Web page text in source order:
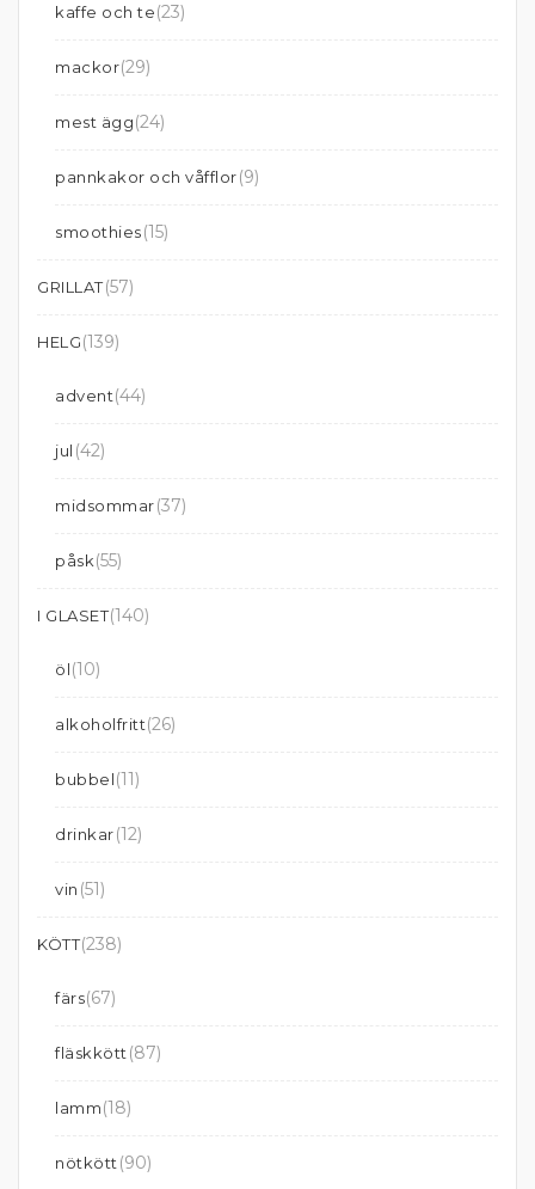
kaffe och te(23)
mackor(29)
mest ägg(24)
pannkakor och våfflor(9)
smoothies(15)
GRILLAT(57)
HELG(139)
advent(44)
jul (42)
midsommar(37)
påsk(55)
I GLASET(140)
öl(10)
alkoholfritt(26)
bubbel(11)
drinkar(12)
vin (51)
KÖTT(238)
färs(67)
fläskkött (87)
lamm(18)
nötkött (90)